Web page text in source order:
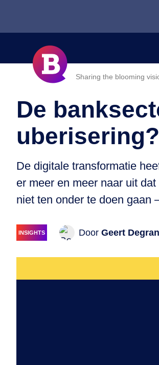
Sharing the blooming
De
uberisering?
De digitale transformatie
er meer en meer naar uit
niet ten onder te doen gaan
INSIGHTS Door Geert